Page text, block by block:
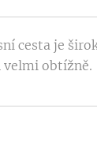
cesta je
velmi obtížně.